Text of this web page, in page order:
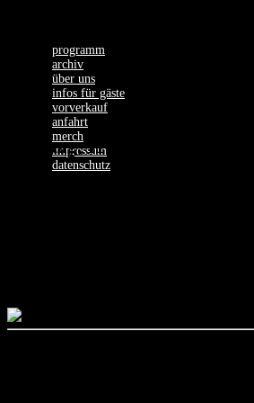
programm
archiv
über uns
infos für gäste
vorverkauf
anfahrt
merch
impressum
datenschutz
Samstag, 11.11.23